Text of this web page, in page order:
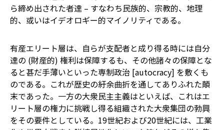
ら締め出された者達 – すなわち民族的、宗教的、地理
的、或いはイデオロギー的マイノリティである。
有産エリート層は、自らが支配者と成り得る時には自分
達の (財産的) 権利は保障するも、その他諸々の保障とな
ると甚だ手薄いといった専制政治 [autocracy] を敷くも
のである。これが歴史の紆余曲折を通してありふれた顛
末であった。一方の大衆民主主義はといえば、これはエ
リート層の権力に挑戦し得る組織された大衆集団の勃興
をその要件としている。19世紀および20世紀には、工業